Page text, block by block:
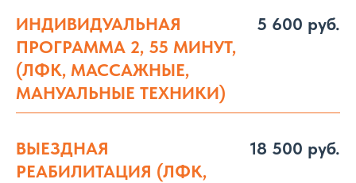
ИНДИВИДУАЛЬНАЯ
ПРОГРАММА 2, 55 МИНУТ,
(ЛФК, МАССАЖНЫЕ,
МАНУАЛЬНЫЕ ТЕХНИКИ)
5 600 руб.
ВЫЕЗДНАЯ
РЕАБИЛИТАЦИЯ (ЛФК,
18 500 руб.